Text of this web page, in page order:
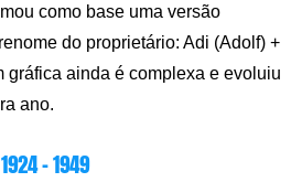
como base uma versão
do proprietário: Adi (Adolf) +
gráfica ainda é complexa e evoluiu
ano.
1924 – 1949